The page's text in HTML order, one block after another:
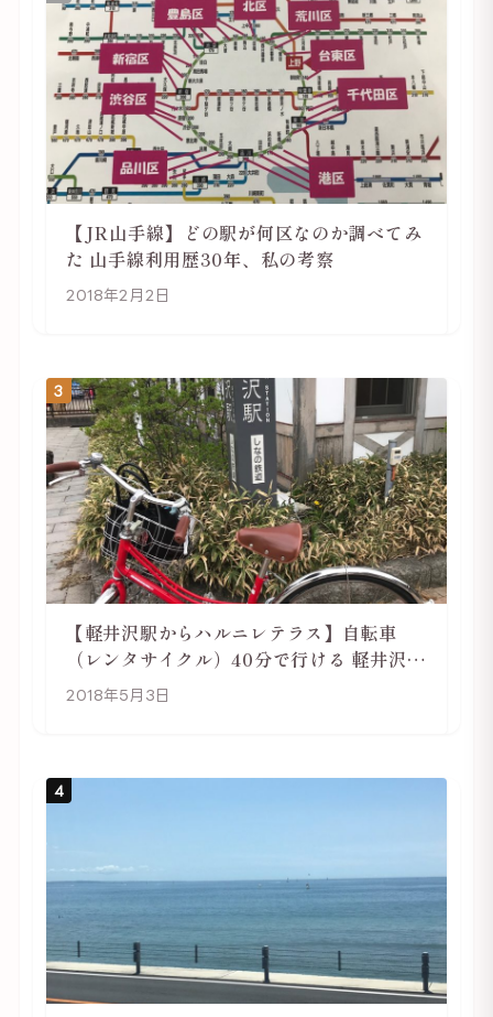
【JR山手線】どの駅が何区なのか調べてみ
た 山手線利用歴30年、私の考察
2018年2月2日
3
【軽井沢駅からハルニレテラス】自転車
（レンタサイクル）40分で行ける 軽井沢旅
行は自転車利用がおススメ
2018年5月3日
4